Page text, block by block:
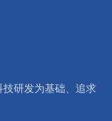
研发为基础、追求